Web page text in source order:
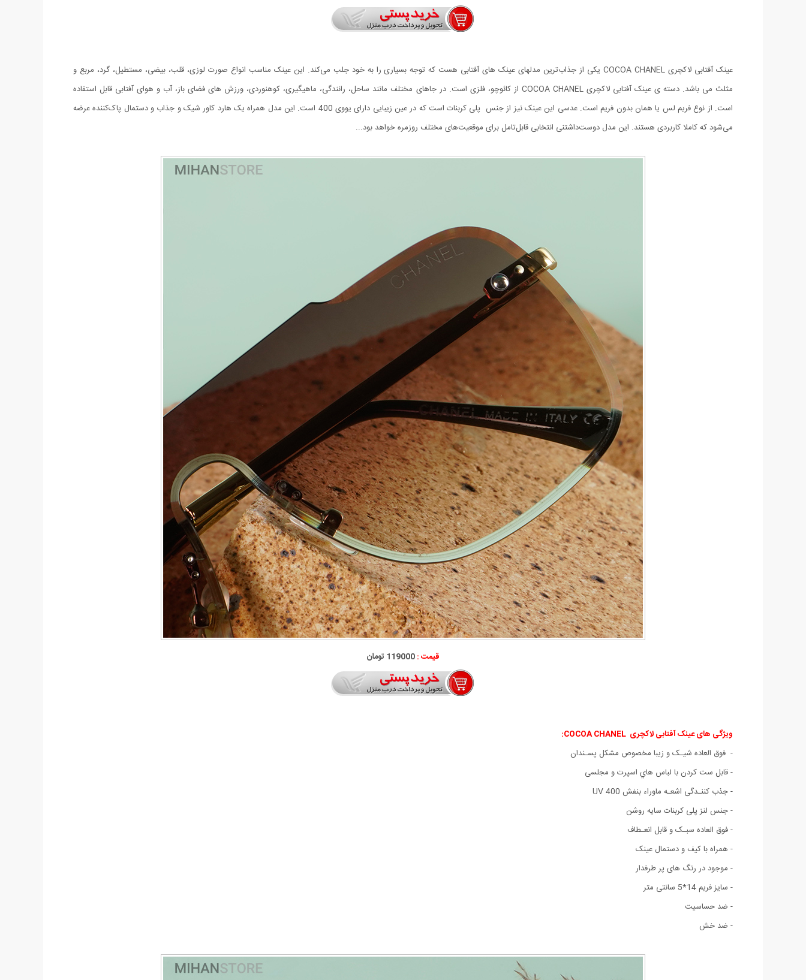
عینک آفتابی لاکچری COCOA CHANEL یکی از جذاب‌ترین مدلهای عینک های آفتابی هست که توجه بسیاری را به خود جلب می‌کند. این عینک مناسب انواع صورت لوزی، قلب، بیضی، مستطیل، گرد، مربع و
مثلث می باشد. دسته ی عینک آفتابی لاکچری COCOA CHANEL از کائوچو، فلزی است. در جاهای مختلف مانند ساحل، رانندگی، ماهیگیری، کوهنوردی، ورزش های فضای باز، آب و هوای آفتابی قابل استفاده
است. از نوع فریم لس یا همان بدون فریم است. عدسی این عینک نیز از جنس پلی کربنات است که در عین زیبایی دارای یووی 400 است. این مدل همراه یک هارد کاور شیک و جذاب و دستمال پاک‌کننده عرضه
می‌شود که کاملا کاربردی هستند. این مدل دوست‌داشتنی انتخابی قابل‌تامل برای موقعیت‌های مختلف روزمره خواهد بود...
قیمت :119000 تومان
ویژگی های عینک آفتابی لاکچری COCOA CHANEL:
- فوق العاده شیـک و زیبا مخصوص مشکل پسـندان
- قابل ست كردن با لباس هاي اسپرت و مجلسی
- جذب کننـدگی اشعـه ماوراء بنفش UV 400
- جنس لنز پلی کربنات سایه روشن
- فوق العاده سبـک و قابل انعـطاف
- همراه با کیف و دستمال عینک
- موجود در رنگ های پر طرفدار
- سایز فریم 14*5 سانتی متر
- ضد حساسیت
- ضد خش